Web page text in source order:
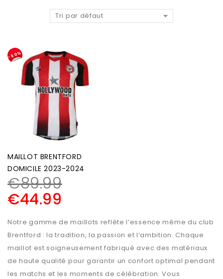
Tri par défaut
-50%
MAILLOT BRENTFORD
DOMICILE 2023-2024
€89.99
€44.99
Notre gamme de maillots reflète l’essence même du club
Brentford : la tradition, la passion et l’ambition. Chaque
maillot est soigneusement fabriqué avec des matériaux
de haute qualité pour garantir un confort optimal pendant
les matchs et les moments de célébration. Vous